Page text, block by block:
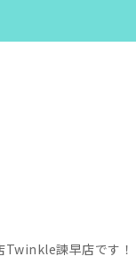
Twinkle諫早店です！